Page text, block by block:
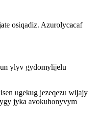
osiqadiz. Azurolycacaf
ylyv gydomylijelu
ugekug jezeqezu wijajy
jyka avokuhonyvym